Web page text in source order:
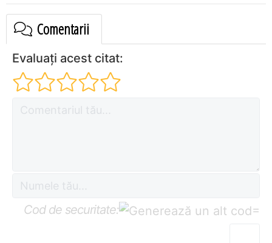
Comentarii
Evaluați acest citat:
Cod de securitate: =